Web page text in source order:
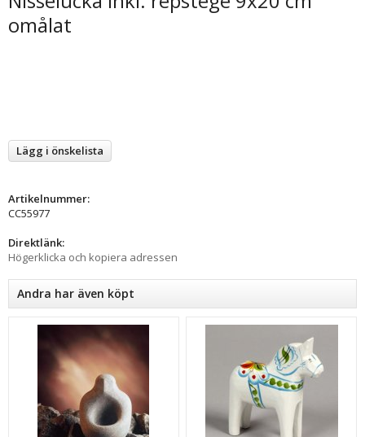
omålat
Lägg i önskelista
Artikelnummer:
CC55977
Direktlänk:
Högerklicka och kopiera adressen
Andra har även köpt